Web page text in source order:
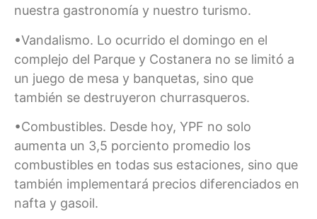
nuestra gastronomía y nuestro turismo.
•Vandalismo. Lo ocurrido el domingo en el
complejo del Parque y Costanera no se limitó a
un juego de mesa y banquetas, sino que
también se destruyeron churrasqueros.
•Combustibles. Desde hoy, YPF no solo
aumenta un 3,5 porciento promedio los
combustibles en todas sus estaciones, sino que
también implementará precios diferenciados en
nafta y gasoil.